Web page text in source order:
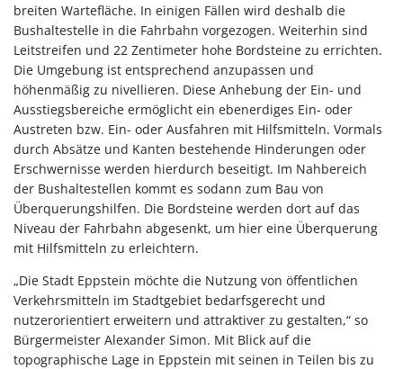
breiten Wartefläche. In einigen Fällen wird deshalb die
Bushaltestelle in die Fahrbahn vorgezogen. Weiterhin sind
Leitstreifen und 22 Zentimeter hohe Bordsteine zu errichten.
Die Umgebung ist entsprechend anzupassen und
höhenmäßig zu nivellieren. Diese Anhebung der Ein- und
Ausstiegsbereiche ermöglicht ein ebenerdiges Ein- oder
Austreten bzw. Ein- oder Ausfahren mit Hilfsmitteln. Vormals
durch Absätze und Kanten bestehende Hinderungen oder
Erschwernisse werden hierdurch beseitigt. Im Nahbereich
der Bushaltestellen kommt es sodann zum Bau von
Überquerungshilfen. Die Bordsteine werden dort auf das
Niveau der Fahrbahn abgesenkt, um hier eine Überquerung
mit Hilfsmitteln zu erleichtern.
„Die Stadt Eppstein möchte die Nutzung von öffentlichen
Verkehrsmitteln im Stadtgebiet bedarfsgerecht und
nutzerorientiert erweitern und attraktiver zu gestalten,“ so
Bürgermeister Alexander Simon. Mit Blick auf die
topographische Lage in Eppstein mit seinen in Teilen bis zu